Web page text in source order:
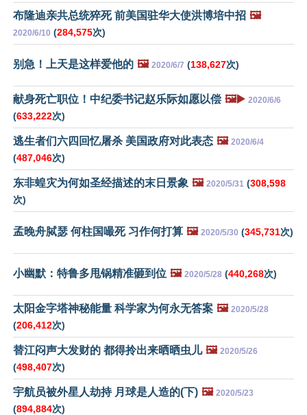
布隆迪亲共总统猝死 前美国驻华大使洪博培中招 🖼️
2020/6/10 (284,575次)
别急！上天是这样爱他的 🖼️ 2020/6/7 (138,627次)
献身死亡职位！中纪委书记赵乐际如愿以偿 🖼️▶️ 2020/6/6
(633,222次)
逃生者们六四回忆屠杀 美国政府对此表态 🖼️ 2020/6/4
(487,046次)
东非蝗灾为何如圣经描述的末日景象 🖼️ 2020/5/31 (308,598
次)
孟晚舟脦瑟 何柱国嘬死 习作何打算 🖼️ 2020/5/30 (345,731次)
小幽默：特鲁多甩锅精准砸到位 🖼️ 2020/5/28 (440,268次)
太阳金字塔神秘能量 科学家为何永无答案 🖼️ 2020/5/28
(206,412次)
替江闷声大发财的 都得拎出来晒晒虫儿 🖼️ 2020/5/26
(498,407次)
宇航员被外星人劫持 月球是人造的(下) 🖼️ 2020/5/23
(894,884次)